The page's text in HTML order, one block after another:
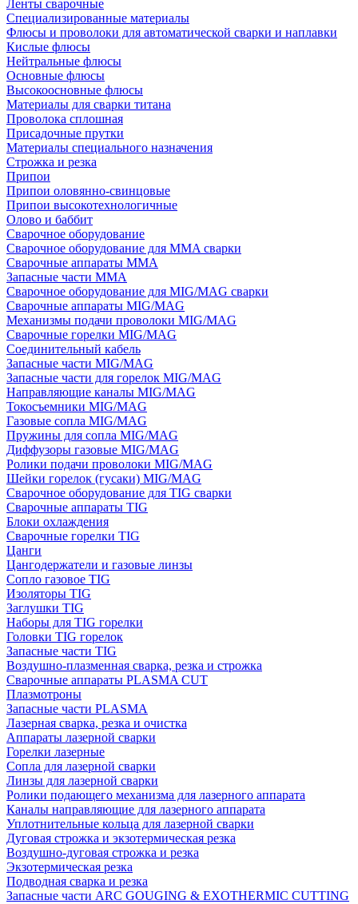
Ленты сварочные
Специализированные материалы
Флюсы и проволоки для автоматической сварки и наплавки
Кислые флюсы
Нейтральные флюсы
Основные флюсы
Высокоосновные флюсы
Материалы для сварки титана
Проволока сплошная
Присадочные прутки
Материалы специального назначения
Строжка и резка
Припои
Припои оловянно-свинцовые
Припои высокотехнологичные
Олово и баббит
Сварочное оборудование
Сварочное оборудование для MMA сварки
Сварочные аппараты MMA
Запасные части MMA
Сварочное оборудование для MIG/MAG сварки
Сварочные аппараты MIG/MAG
Механизмы подачи проволоки MIG/MAG
Сварочные горелки MIG/MAG
Соединительный кабель
Запасные части MIG/MAG
Запасные части для горелок MIG/MAG
Направляющие каналы MIG/MAG
Токосъемники MIG/MAG
Газовые сопла MIG/MAG
Пружины для сопла MIG/MAG
Диффузоры газовые MIG/MAG
Ролики подачи проволоки MIG/MAG
Шейки горелок (гусаки) MIG/MAG
Сварочное оборудование для TIG сварки
Сварочные аппараты TIG
Блоки охлаждения
Сварочные горелки TIG
Цанги
Цангодержатели и газовые линзы
Сопло газовое TIG
Изоляторы TIG
Заглушки TIG
Наборы для TIG горелки
Головки TIG горелок
Запасные части TIG
Воздушно-плазменная сварка, резка и строжка
Сварочные аппараты PLASMA CUT
Плазмотроны
Запасные части PLASMA
Лазерная сварка, резка и очистка
Аппараты лазерной сварки
Горелки лазерные
Сопла для лазерной сварки
Линзы для лазерной сварки
Ролики подающего механизма для лазерного аппарата
Каналы направляющие для лазерного аппарата
Уплотнительные кольца для лазерной сварки
Дуговая строжка и экзотермическая резка
Воздушно-дуговая строжка и резка
Экзотермическая резка
Подводная сварка и резка
Запасные части ARC GOUGING & EXOTHERMIC CUTTING